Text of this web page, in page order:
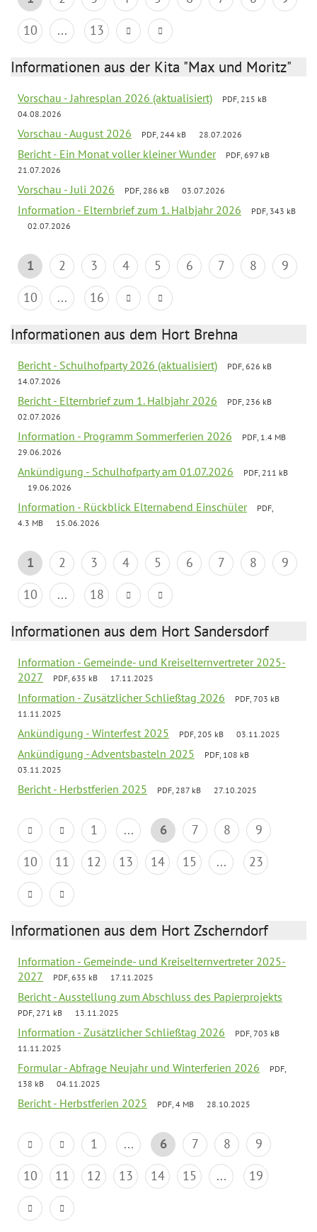
10
... 13
Informationen aus der Kita "Max und Moritz"
Vorschau - Jahresplan 2026 (aktualisiert)
PDF, 215 kB
04.08.2026
Vorschau - August 2026 PDF, 244 kB 28.07.2026
Bericht - Ein Monat voller kleiner Wunder
PDF, 697 kB
21.07.2026
Vorschau - Juli 2026 PDF, 286 kB 03.07.2026
Information - Elternbrief zum 1. Halbjahr 2026
PDF, 343 kB
02.07.2026
1 2 3 4 5 6 7 8
9
10
... 16
Informationen aus dem Hort Brehna
Bericht - Schulhofparty 2026 (aktualisiert)
PDF, 626 kB
14.07.2026
Bericht - Elternbrief zum 1. Halbjahr 2026
PDF, 236 kB
02.07.2026
Information - Programm Sommerferien 2026
PDF, 1.4 MB
29.06.2026
Ankündigung - Schulhofparty am 01.07.2026
PDF, 211 kB
19.06.2026
Information - Rückblick Elternabend Einschüler
PDF,
4.3 MB
15.06.2026
1 2 3 4 5 6 7 8
9
10
... 18
Informationen aus dem Hort Sandersdorf
Information - Gemeinde- und Kreiselternvertreter 2025-
2027
PDF, 635 kB 17.11.2025
Information - Zusätzlicher Schließtag 2026
PDF, 703 kB
11.11.2025
Ankündigung - Winterfest 2025 PDF, 205 kB 03.11.2025
Ankündigung - Adventsbasteln 2025
PDF, 108 kB
03.11.2025
Bericht - Herbstferien 2025 PDF, 287 kB 27.10.2025
1 ... 6 7 8
9
10
11 12 13 14 15 ... 23
Informationen aus dem Hort Zscherndorf
Information - Gemeinde- und Kreiselternvertreter 2025-
2027
PDF, 635 kB 17.11.2025
Bericht - Ausstellung zum Abschluss des Papierprojekts
PDF, 271 kB 13.11.2025
Information - Zusätzlicher Schließtag 2026
PDF, 703 kB
11.11.2025
Formular - Abfrage Neujahr und Winterferien 2026
PDF,
138 kB
04.11.2025
Bericht - Herbstferien 2025 PDF, 4 MB 28.10.2025
1 ... 6 7 8
9
10
11 12 13 14 15 ... 19